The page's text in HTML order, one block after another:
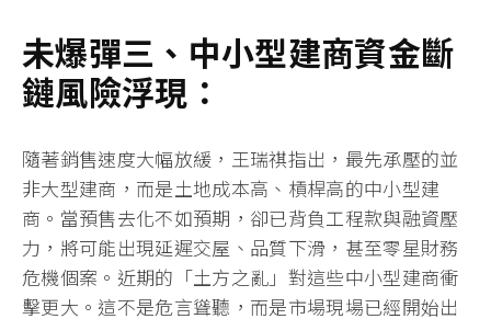
未爆彈三、中小型建商資金斷
鏈風險浮現：
隨著銷售速度大幅放緩，王瑞祺指出，最先承壓的並
非大型建商，而是土地成本高、槓桿高的中小型建
商。當預售去化不如預期，卻已背負工程款與融資壓
力，將可能出現延遲交屋、品質下滑，甚至零星財務
危機個案。近期的「土方之亂」對這些中小型建商衝
擊更大。這不是危言聳聽，而是市場現場已經開始出